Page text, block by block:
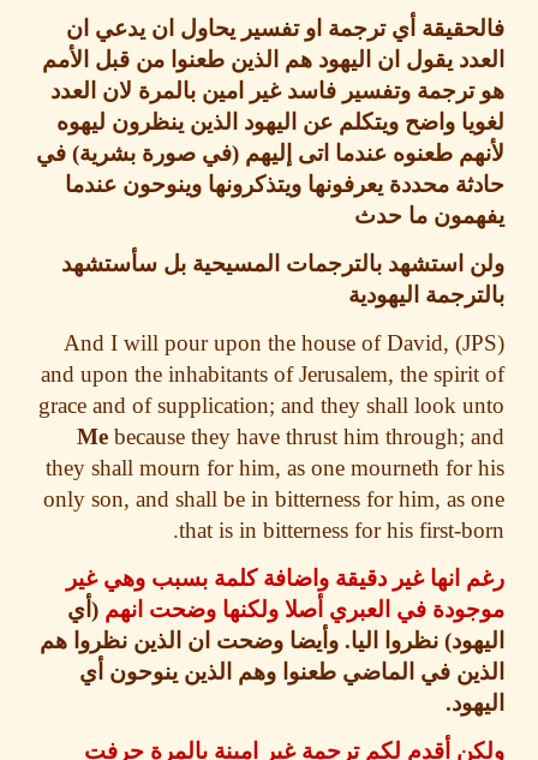
أي ترجمة او تفسير يحاول ان يدعي ان
يقول ان اليهود هم الذين طعنوا من قبل الأمم
وتفسير فاسد غير امين بالمرة لان العدد
واضح ويتكلم عن اليهود الذين ينظرون ليهوه
طعنوه عندما اتى إليهم( في صورة بشرية)في
محددة يعرفونها ويتذكرونها وينوحون عندما
ما حدث
استشهد بالترجمات المسيحية بل سأستشهد
اليهودية
And I will pour upon the house of David,
and upon the inhabitants of Jerusalem, the
grace and of supplication;and they shall look
Mebecause they have thrust him through;
they shall mourn for him, as one mourneth
only son, and shall be in bitterness for him, as
that is in bitterness for his first-
انها غير دقيقة واضافة كلمة بسبب وهي غير
في العبري أصلا ولكنها وضحت انهم(أي
نظروا اليا. وأيضا وضحت ان الذين نظروا هم
في الماضي طعنوا وهم الذين ينوحون أي
أقدم لكم ترجمة غير امينة بالمرة حرفت